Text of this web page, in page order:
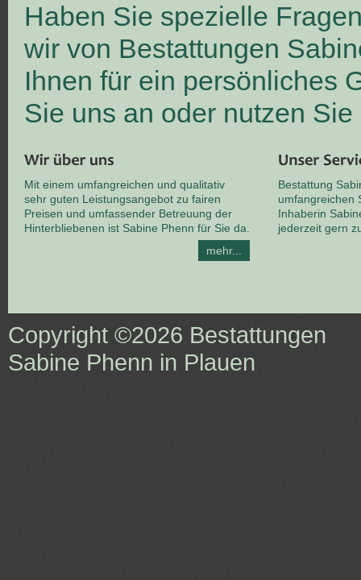
Haben Sie spezielle
wir von Bestattungen
Ihnen für ein persönliches
Sie uns an oder nutzen
Mit einem umfangreichen und qualitativ
sehr guten Leistungsangebot zu fairen
Preisen und umfassender Betreuung der
Hinterbliebenen ist Sabine Phenn für Sie da.
mehr...
Bestattung
umfangreichen
Inhaberin
jederzeit gern
Copyright ©2026 Bestattungen
Sabine Phenn in Plauen